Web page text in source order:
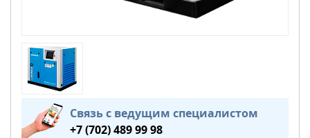
Связь с ведущим специалистом
+7 (702) 489 99 98